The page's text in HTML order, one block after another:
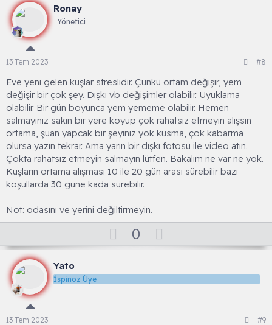
o
e
Ronay
Yönetici
13 Tem 2023 #8
Eve yeni gelen kuşlar streslidir. Çünkü ortam değişir, yem
değişir bir çok şey. Dışkı vb değişimler olabilir. Uyuklama
olabilir. Bir gün boyunca yem yememe olabilir. Hemen
salmayınız sakin bir yere koyup çok rahatsız etmeyin alışsın
ortama, şuan yapcak bir şeyiniz yok kusma, çok kabarma
olursa yazın tekrar. Ama yarın bir dışkı fotosu ile video atın.
Çokta rahatsız etmeyin salmayın lütfen. Bakalım ne var ne yok.
Kuşların ortama alışması 10 ile 20 gün arası sürebilir bazı
koşullarda 30 güne kada sürebilir.
Not: odasını ve yerini değiltirmeyin.
O
y
a
0
o
n
o
Yato
İspinoz Üye
13 Tem 2023 #9